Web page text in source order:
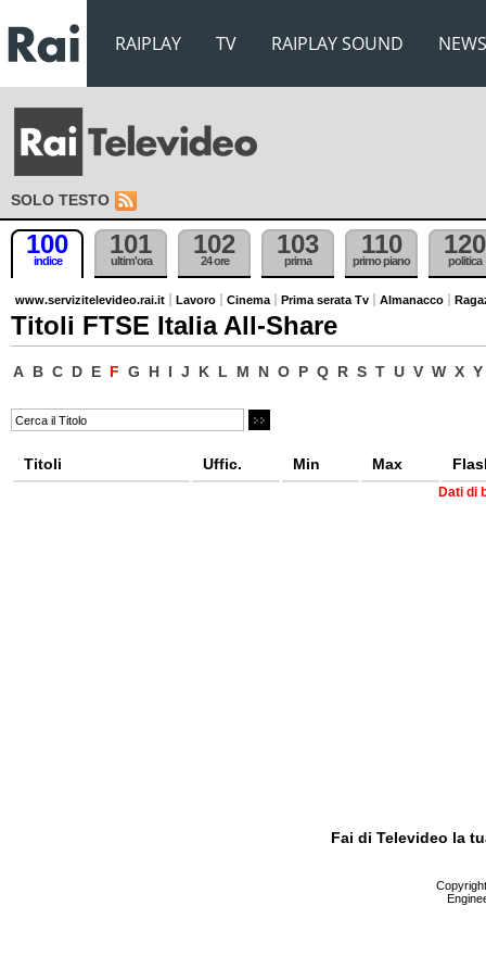
RAIPLAY TV RAIPLAY SOUND NEWS
SOLO TESTO
100
indice
101
ultim'ora
102
24 ore
103
prima
110
primo piano
120
politica
www.servizitelevideo.rai.it Lavoro Cinema Prima serata Tv Almanacco
Titoli FTSE Italia All-Share
A B C D E F G H I J K L M N O P Q R S T U V W X Y
Titoli Uffic. Min Max
Dati di
Fai di Televideo la